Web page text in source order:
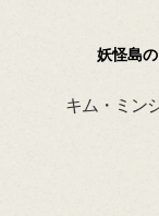
妖怪島
キム・ミン